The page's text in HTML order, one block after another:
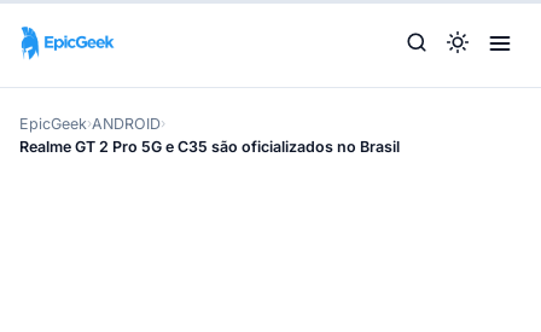
EpicGeek›ANDROID›
Realme GT 2 Pro 5G e C35 são oficializados no Brasil